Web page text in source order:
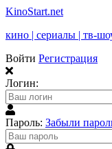
KinoStart.net
кино | сериалы | тв-
Войти Регистрация
Логин:
Пароль: Забыли